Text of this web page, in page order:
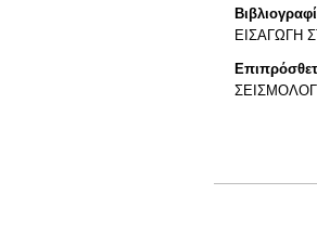
ΕΙΣΑΓΩΓΗ